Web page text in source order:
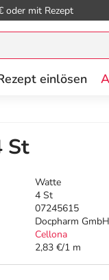
oder mit Rezept
einlösen
St
Watte
4 St
07245615
Docpharm GmbH
Cellona
2,83 €/1 m